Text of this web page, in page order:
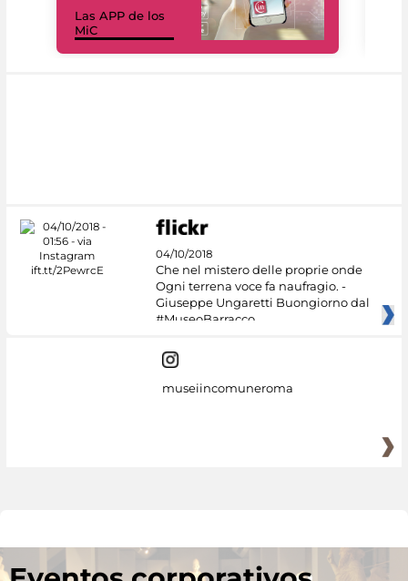
Las APP de los
MiC
04/10/2018
Che nel mistero delle proprie onde
Ogni terrena voce fa naufragio. -
Giuseppe Ungaretti Buongiorno dal
#MuseoBarracco
museiincomuneroma